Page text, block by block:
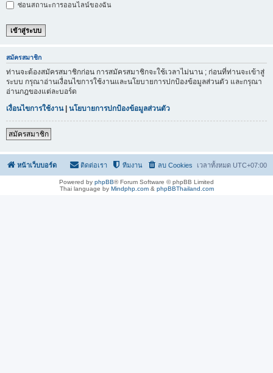
ซ่อนสถานะการออนไลน์ของฉัน
สมัครสมาชิก
ท่านจะต้องสมัครสมาชิกก่อน การสมัครสมาชิกจะใช้เวลาไม่นาน ; ก่อนที่ท่านจะเข้าสู่
ระบบ กรุณาอ่านเงื่อนไขการใช้งานและนโยบายการปกป้องข้อมูลส่วนตัว และกรุณา
อ่านกฎของแต่ละบอร์ด
เงื่อนไขการใช้งาน| นโยบายการปกป้องข้อมูลส่วนตัว
สมัครสมาชิก
หน้าเว็บบอร์ด เวลาทั้งหมด UTC+07:00
ลบ Cookies
ทีมงาน
ติดต่อเรา
Powered by phpBB® Forum Software © phpBB Limited
Thai language by Mindphp.com& phpBBThailand.com